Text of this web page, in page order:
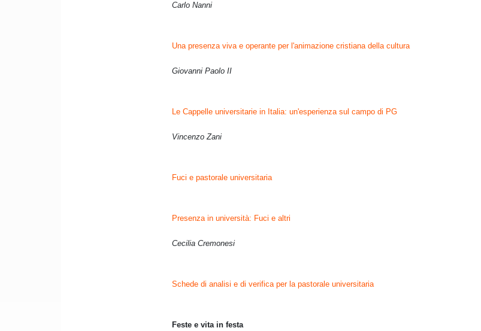
Carlo Nanni
Una presenza viva e operante per l'animazione cristiana della cultura
Giovanni Paolo II
Le Cappelle universitarie in Italia: un'esperienza sul campo di PG
Vincenzo Zani
Fuci e pastorale universitaria
Presenza in università: Fuci e altri
Cecilia Cremonesi
Schede di analisi e di verifica per la pastorale universitaria
Feste e vita in festa